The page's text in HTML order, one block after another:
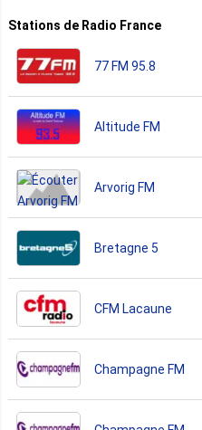
Stations de Radio France
77 FM 95.8
Altitude FM
Arvorig FM
Bretagne 5
CFM Lacaune
Champagne FM